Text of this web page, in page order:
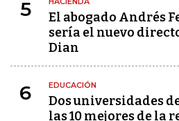
5
El abogado Andrés
sería el nuevo
Dian
6 EDUCACIÓN
Dos universidades
las 10 mejores de la